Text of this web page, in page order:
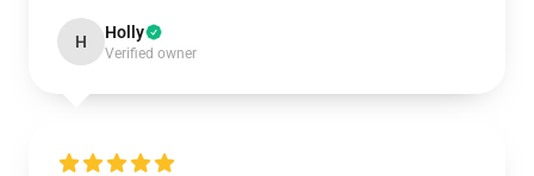
H Holly
Verified owner